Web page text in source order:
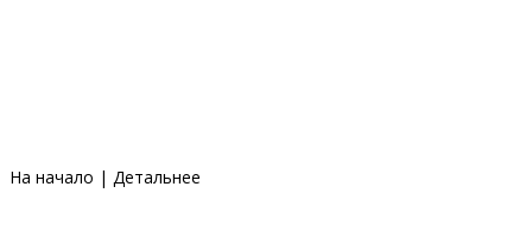
На начало | Детальнее